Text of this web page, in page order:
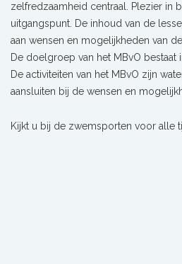
zelfredzaamheid centraal. Plezier in
uitgangspunt. De inhoud van de
aan wensen en mogelijkheden van
De doelgroep van het MBvO bestaat
De activiteiten van het MBvO zijn
aansluiten bij de wensen en
Kijkt u bij de zwemsporten voor alle